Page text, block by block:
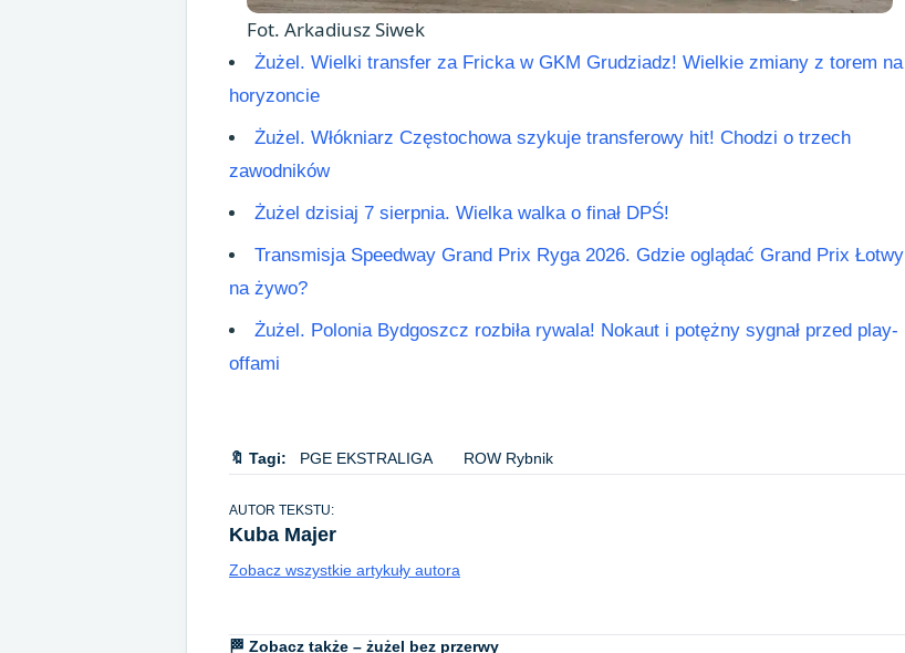
Fot. Arkadiusz Siwek
Żużel. Wielki transfer za Fricka w GKM Grudziadz! Wielkie zmiany z torem na
horyzoncie
Żużel. Włókniarz Częstochowa szykuje transferowy hit! Chodzi o trzech
zawodników
Żużel dzisiaj 7 sierpnia. Wielka walka o finał DPŚ!
Transmisja Speedway Grand Prix Ryga 2026. Gdzie oglądać Grand Prix Łotwy
na żywo?
Żużel. Polonia Bydgoszcz rozbiła rywala! Nokaut i potężny sygnał przed play-
offami
🔖 Tagi: PGE EKSTRALIGA ROW Rybnik
AUTOR TEKSTU:
Kuba Majer
Zobacz wszystkie artykuły autora
🏁 Zobacz także – żużel bez przerwy